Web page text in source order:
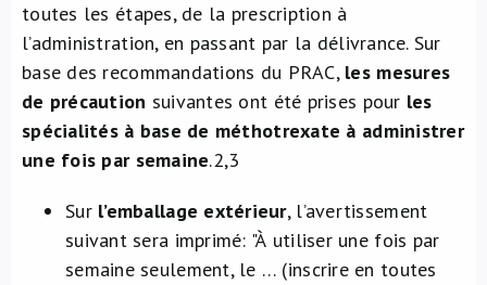
toutes les étapes, de la prescription à
l’administration, en passant par la délivrance. Sur
base des recommandations du PRAC, les mesures
de précaution suivantes ont été prises pour les
spécialités à base de méthotrexate à administrer
une fois par semaine.2,3
Sur l’emballage extérieur, l’avertissement
suivant sera imprimé: "À utiliser une fois par
semaine seulement, le … (inscrire en toutes